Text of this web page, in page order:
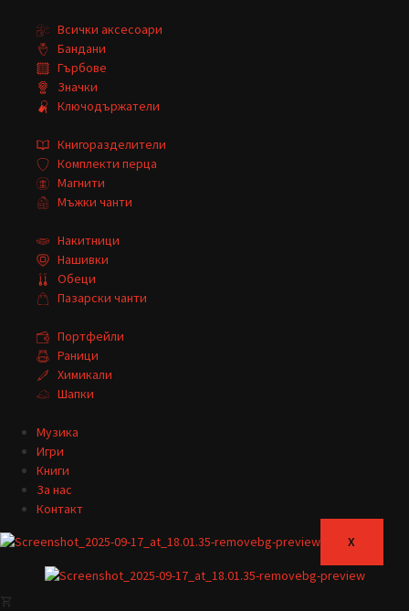
Всички аксесоари
Бандани
Гърбове
Значки
Ключодържатели
Книгоразделители
Комплекти перца
Магнити
Мъжки чанти
Накитници
Нашивки
Обеци
Пазарски чанти
Портфейли
Раници
Химикали
Шапки
Музика
Игри
Книги
За нас
Контакт
X